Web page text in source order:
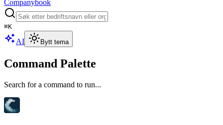
Companybook
⌘K
AI Bytt tema
Command Palette
Search for a command to run...